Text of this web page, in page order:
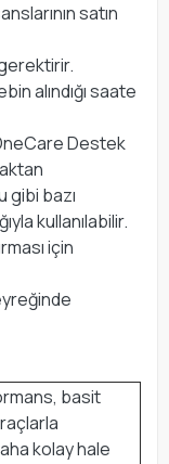
satın
alındığı saate
Destek
bazı
kullanılabilir.
için
basit
kolay hale